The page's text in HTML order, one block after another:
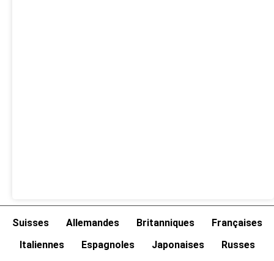
Suisses Allemandes Britanniques
Françaises
Italiennes
Espagnoles Japonaises Russes